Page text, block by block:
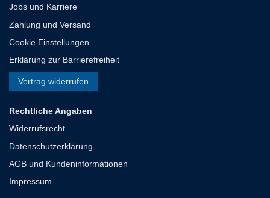
Jobs und Karriere
Zahlung und Versand
Cookie Einstellungen
Erklärung zur Barrierefreiheit
Vertrag widerrufen
Rechtliche Angaben
Widerrufsrecht
Datenschutzerklärung
AGB und Kundeninformationen
Impressum